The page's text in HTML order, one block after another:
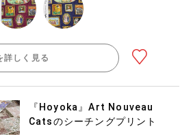
詳しく見る
『Hoyoka』Art Nouveau
Catsのシーチングプリント